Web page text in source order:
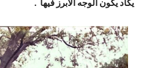
يكاد يكون الوجه الابرز فيها .